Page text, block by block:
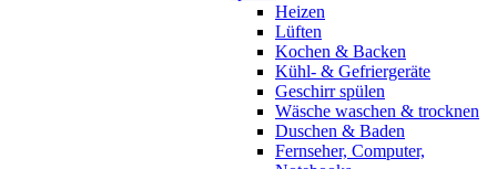
Heizen
Lüften
Kochen & Backen
Kühl- & Gefriergeräte
Geschirr spülen
Wäsche waschen & trocknen
Duschen & Baden
Fernseher, Computer,